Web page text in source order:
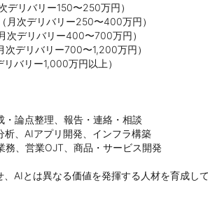
デリバリー150〜250万円）
月次デリバリー250〜400万円）
次デリバリー400〜700万円）
デリバリー700〜1,200万円）
バリー1,000万円以上）
・論点整理、報告・連絡・相談
析、AIアプリ開発、インフラ構築
務、営業OJT、商品・サービス開発
AIとは異なる価値を発揮する人材を育成して